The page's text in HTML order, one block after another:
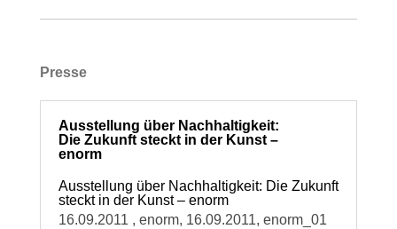
Presse
Ausstellung über Nachhaltigkeit:
Die Zukunft steckt in der Kunst –
enorm
Ausstellung über Nachhaltigkeit: Die Zukunft
steckt in der Kunst – enorm
16.09.2011 , enorm, 16.09.2011, enorm_01